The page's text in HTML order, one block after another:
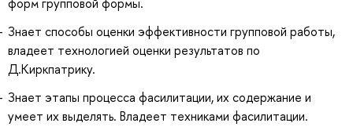
Знает способы оценки эффективности групповой работы,
владеет технологией оценки результатов по
Д.Киркпатрику.
Знает этапы процесса фасилитации, их содержание и
умеет их выделять. Владеет техниками фасилитации.